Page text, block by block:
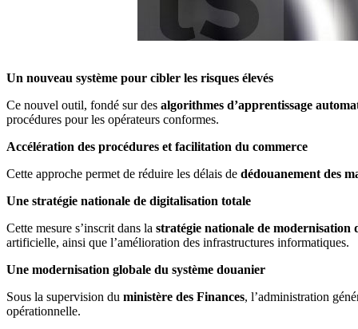
Un nouveau système pour cibler les risques élevés
Ce nouvel outil, fondé sur des algorithmes d’apprentissage
procédures pour les opérateurs conformes.
Accélération des procédures et facilitation du commerce
Cette approche permet de réduire les délais de dédouanement des
Une stratégie nationale de digitalisation totale
Cette mesure s’inscrit dans la stratégie nationale de modernisation
artificielle, ainsi que l’amélioration des infrastructures informatiques.
Une modernisation globale du système douanier
Sous la supervision du ministère des Finances, l’administration
opérationnelle.